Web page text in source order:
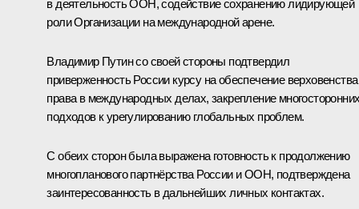
в деятельность ООН, содействие сохранению лидирующей
роли Организации на международной арене.
Владимир Путин со своей стороны подтвердил
приверженность России курсу на обеспечение верховенства
права в международных делах, закрепление
подходов к урегулированию глобальных проблем.
С обеих сторон была выражена готовность к продолжению
многопланового партнёрства России и ООН, подтверждена
заинтересованность в дальнейших личных контактах.